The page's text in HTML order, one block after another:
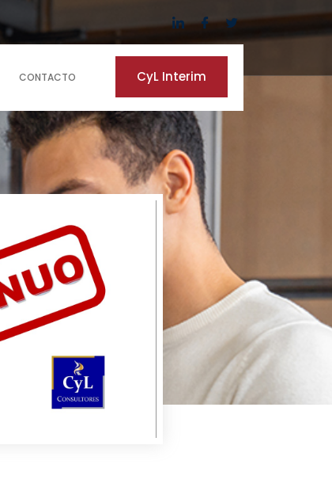
CONTACTO CyL Interim